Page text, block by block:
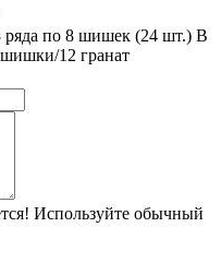
по 8 шишек (24 шт.) В
12 гранат
Используйте обычный